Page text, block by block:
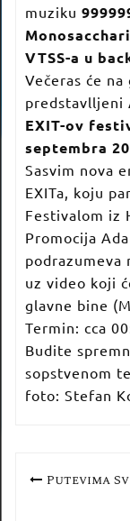
muziku
VTSS-a u
Večeras će
predstavlljeni
EXIT-ov
septembra
Sasvim nova
EXITa, koju
Festivalom iz
Promocija
podrazumeva
uz video koji
glavne bine
Termin: cca
Budite
sopstvenom
foto: Stefan
Putevima